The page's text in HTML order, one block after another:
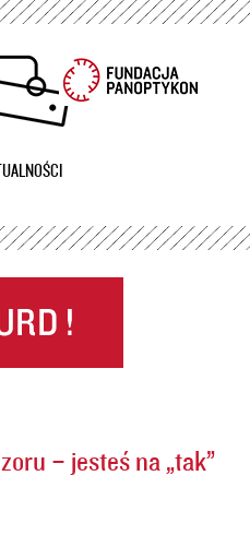
– jesteś na „tak”